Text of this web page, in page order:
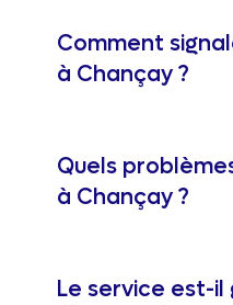
Comment
à Chançay ?
Quels
à Chançay ?
Le service est-